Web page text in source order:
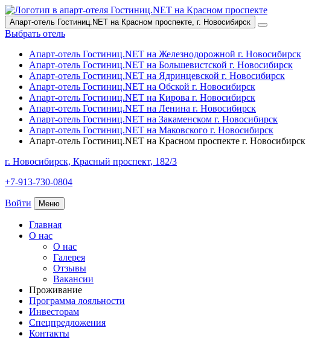
Апарт-отель Гостиниц.NET на Красном проспекте, г. Новосибирск
Выбрать отель
Апарт-отель Гостиниц.NET на Железнодорожной г. Новосибирск
Апарт-отель Гостиниц.NET на Большевистской г. Новосибирск
Апарт-отель Гостиниц.NET на Ядринцевской г. Новосибирск
Апарт-отель Гостиниц.NET на Обской г. Новосибирск
Апарт-отель Гостиниц.NET на Кирова г. Новосибирск
Апарт-отель Гостиниц.NET на Ленина г. Новосибирск
Апарт-отель Гостиниц.NET на Закаменском г. Новосибирск
Апарт-отель Гостиниц.NET на Маковского г. Новосибирск
Апарт-отель Гостиниц.NET на Красном проспекте г. Новосибирск
г. Новосибирск, Красный проспект, 182/3
+7-913-730-0804
Войти Меню
Главная
О нас
О нас
Галерея
Отзывы
Вакансии
Проживание
Программа лояльности
Инвесторам
Спецпредложения
Контакты